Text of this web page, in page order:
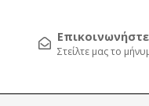
Στείλτε μας το
Navigation